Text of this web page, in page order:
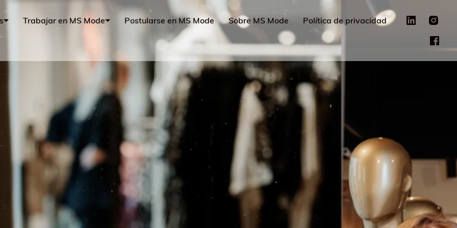
Trabajar en MS Mode Postularse en MS Mode Sobre MS Mode Política de privacidad